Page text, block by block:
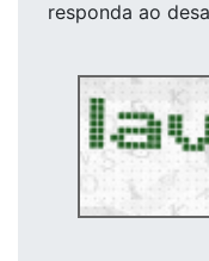
responda ao